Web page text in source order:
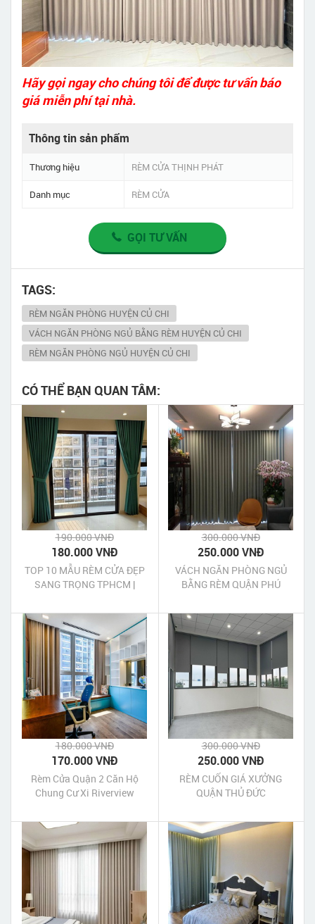
Hãy gọi ngay cho chúng tôi để được tư vấn báo
giá miễn phí tại nhà.
Thông tin sản phẩm
Thương hiệu RÈM CỬA THỊNH PHÁT
Danh mục RÈM CỬA
GỌI TƯ VẤN
TAGS:
RÈM NGĂN PHÒNG HUYỆN CỦ CHI
VÁCH NGĂN PHÒNG NGỦ BẰNG RÈM HUYỆN CỦ CHI
RÈM NGĂN PHÒNG NGỦ HUYỆN CỦ CHI
CÓ THỂ BẠN QUAN TÂM:
190.000 VNĐ
180.000 VNĐ
TOP 10 MẪU RÈM CỬA ĐẸP
SANG TRỌNG TPHCM |
GIÁ TẠI NHÀ
300.000 VNĐ
250.000 VNĐ
VÁCH NGĂN PHÒNG NGỦ
BẰNG RÈM QUẬN PHÚ
180.000 VNĐ
170.000 VNĐ
Rèm Cửa Quận 2 Căn Hộ
Chung Cư Xi Riverview
300.000 VNĐ
250.000 VNĐ
RÈM CUỐN GIÁ XƯỞNG
QUẬN THỦ ĐỨC